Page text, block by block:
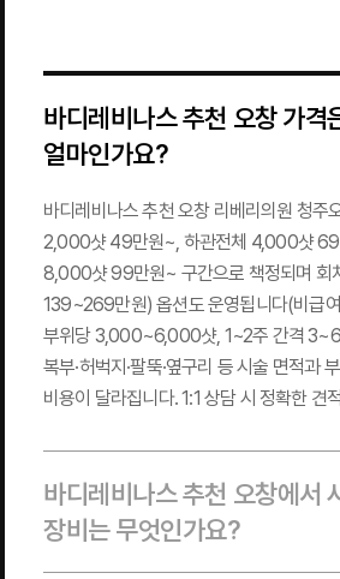
바디레비나스 추천 오창 가격
얼마인가요?
바디레비나스 추천 오창 리베리의원 청주
2,000샷 49만원~, 하관전체 4,000샷
8,000샷 99만원~ 구간으로 책정되며 회
139~269만원) 옵션도 운영됩니다(비급
부위당 3,000~6,000샷, 1~2주 간격 3~6
복부·허벅지·팔뚝·옆구리 등 시술 면적과
비용이 달라집니다. 1:1 상담 시 정확한 견
바디레비나스 추천 오창에서
장비는 무엇인가요?